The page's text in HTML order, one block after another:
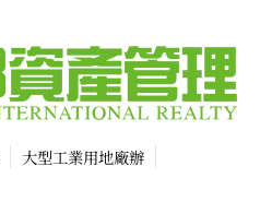
大型工業用地廠辦